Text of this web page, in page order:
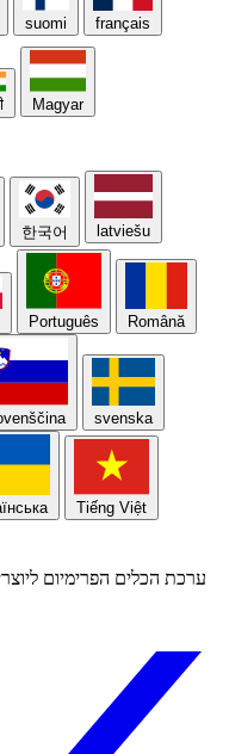
suomi français
Magyar
한국어 latviešu
Português Română
svenska
Tiếng Việt
ערכת הכלים הפרימיום